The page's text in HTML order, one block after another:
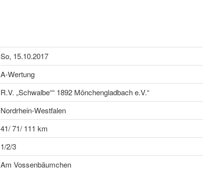
So, 15.10.2017
A-Wertung
R.V. „Schwalbe““ 1892 Mönchengladbach e.V.“
Nordrhein-Westfalen
41/ 71/ 111 km
1/2/3
Am Vossenbäumchen